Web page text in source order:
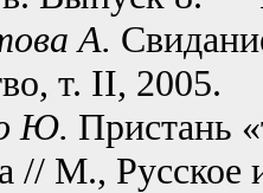
А.
т. II, 2005.
Ю. Пристань
// М., Русское